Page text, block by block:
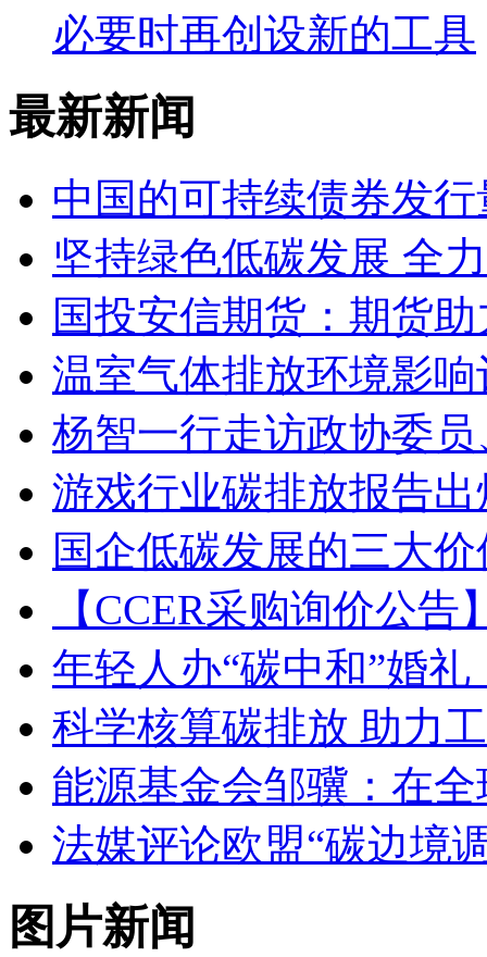
必要时再创设新的工具
最新新闻
中国的可持续债券发
坚持绿色低碳发展 全
国投安信期货：期货
温室气体排放环境影
杨智一行走访政协委
游戏行业碳排放报告
国企低碳发展的三大
【CCER采购询价公
年轻人办“碳中和”婚
科学核算碳排放 助力
能源基金会邹骥：在
法媒评论欧盟“碳边境
图片新闻